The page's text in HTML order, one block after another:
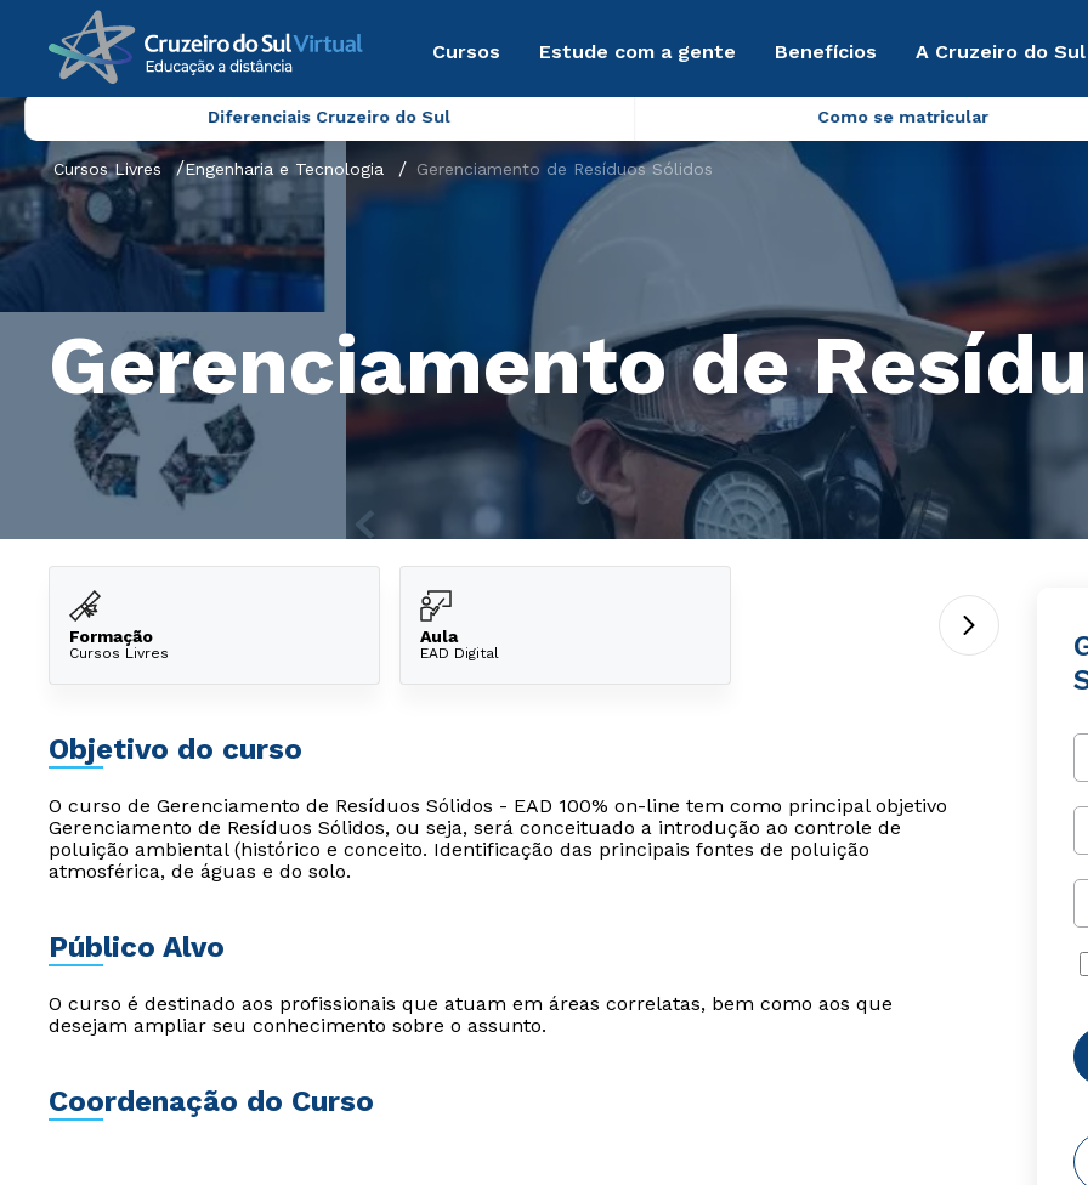
Cursos Estude com a gente Benefícios A Cruzeiro do
Diferenciais Cruzeiro do Sul Como se matricular
Cursos Livres Engenharia e Tecnologia Gerenciamento de Resíduos Sólidos
Gerenciamento de
Formação
Cursos Livres
Aula
EAD Digital
Objetivo do curso
O curso de Gerenciamento de Resíduos Sólidos - EAD 100% on-line tem como principal objetivo
Gerenciamento de Resíduos Sólidos, ou seja, será conceituado a introdução ao controle de
poluição ambiental (histórico e conceito. Identificação das principais fontes de poluição
atmosférica, de águas e do solo.
Público Alvo
O curso é destinado aos profissionais que atuam em áreas correlatas, bem como aos que
desejam ampliar seu conhecimento sobre o assunto.
Coordenação do Curso